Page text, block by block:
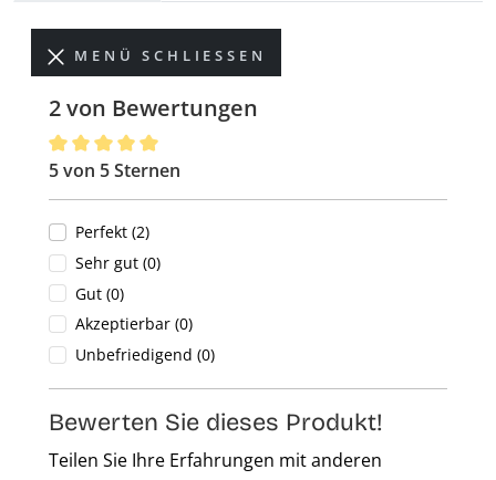
MENÜ SCHLIESSEN
2 von Bewertungen
Durchschnittliche Bewertung von 5 von 5 Sternen
5 von 5 Sternen
Perfekt (2)
Sehr gut (0)
Gut (0)
Akzeptierbar (0)
Unbefriedigend (0)
Bewerten Sie dieses Produkt!
Teilen Sie Ihre Erfahrungen mit anderen